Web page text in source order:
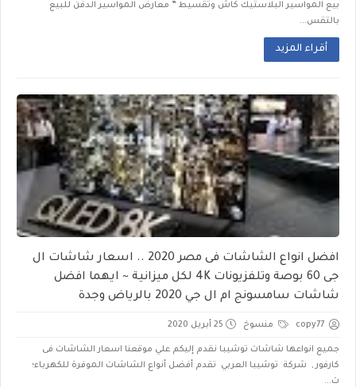
بيع المواسير البلاستيك كاش وتقسيط ” معارض المواسير الدفن للبيع
بالتقس...
أقراء المزيد
افضل انواع الشاشات فى مصر 2020 .. اسعار شاشات ال
جى 60 بوصة وتلفزيونات 4K لكل ميزانية ~ ايهما افضل
شاشات سامسونج ام ال جي 2020 بالرياض وجدة
copy77 منسوخ 25 أبريل 2020
جميع انواعها شاشات توشيبا نقدم إليكم علي موقعنا اسعار الشاشات فى
كارفور , شركة توشيبا العربي تقدم أفضل أنواع الشاشات الموفرة للكهرباء؛
ت...